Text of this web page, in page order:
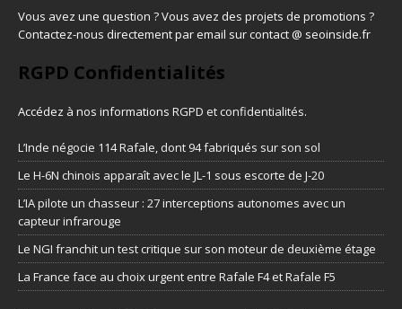
Vous avez une question ? Vous avez des projets de promotions ?
Contactez-nous directement par email sur contact @ seoinside.fr
RGPD Confidentialités
Accédez à nos informations RGPD et confidentialités.
L’Inde négocie 114 Rafale, dont 94 fabriqués sur son sol
Le H-6N chinois apparaît avec le JL-1 sous escorte de J-20
L’IA pilote un chasseur : 27 interceptions autonomes avec un
capteur infrarouge
Le NGI franchit un test critique sur son moteur de deuxième étage
La France face au choix urgent entre Rafale F4 et Rafale F5